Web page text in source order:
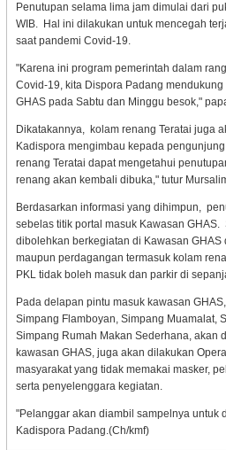
Penutupan selama lima jam dimulai dari
WIB. Hal ini dilakukan untuk mencegah
saat pandemi Covid-19.
"Karena ini program pemerintah dalam
Covid-19, kita Dispora Padang
GHAS pada Sabtu dan Minggu besok,"
Dikatakannya, kolam renang Teratai juga
Kadispora mengimbau kepada
renang Teratai dapat mengetahui
renang akan kembali dibuka," tutur
Berdasarkan informasi yang dihimpun,
sebelas titik portal masuk Kawasan
dibolehkan berkegiatan di Kawasan
maupun perdagangan termasuk kolam
PKL tidak boleh masuk dan parkir di
Pada delapan pintu masuk kawasan
Simpang Flamboyan, Simpang Muamalat,
Simpang Rumah Makan Sederhana, akan
kawasan GHAS, juga akan dilakukan
masyarakat yang tidak memakai masker,
serta penyelenggara kegiatan.
"Pelanggar akan diambil sampelnya untuk
Kadispora Padang.(Ch/kmf)